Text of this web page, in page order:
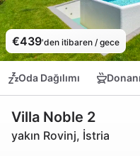
€439'den itibaren / gece
Oda Dağılımı
Villa Noble 2
yakın Rovinj, İstria